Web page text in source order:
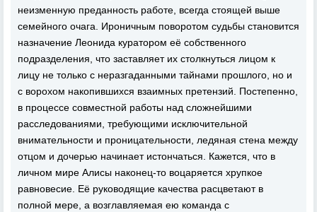
неизменную преданность работе, всегда стоящей выше
семейного очага. Ироничным поворотом судьбы становится
назначение Леонида куратором её собственного
подразделения, что заставляет их столкнуться лицом к
лицу не только с неразгаданными тайнами прошлого, но и
с ворохом накопившихся взаимных претензий. Постепенно,
в процессе совместной работы над сложнейшими
расследованиями, требующими исключительной
внимательности и проницательности, ледяная стена между
отцом и дочерью начинает истончаться. Кажется, что в
личном мире Алисы наконец-то воцаряется хрупкое
равновесие. Её руководящие качества расцветают в
полной мере, а возглавляемая ею команда с